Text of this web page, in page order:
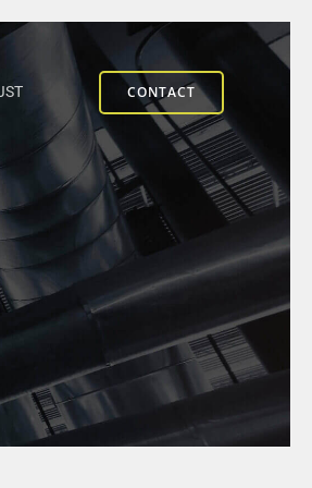
CONTACT